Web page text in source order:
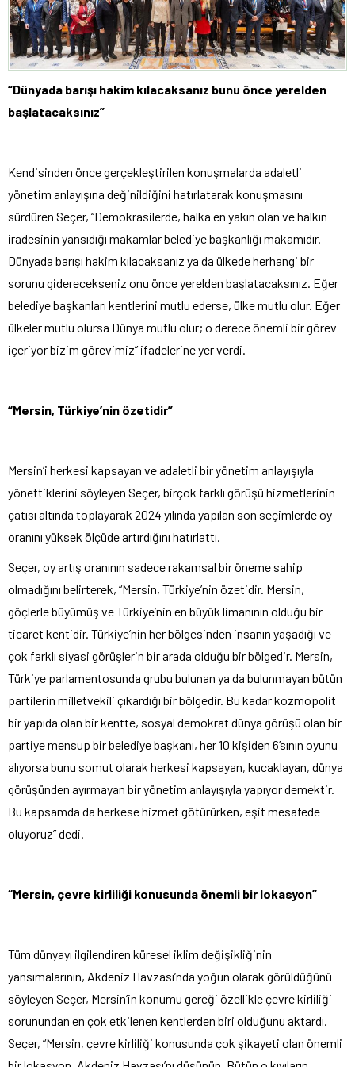
“Dünyada barışı hakim kılacaksanız bunu önce yerelden
başlatacaksınız”
Kendisinden önce gerçekleştirilen konuşmalarda adaletli
yönetim anlayışına değinildiğini hatırlatarak konuşmasını
sürdüren Seçer, “Demokrasilerde, halka en yakın olan ve halkın
iradesinin yansıdığı makamlar belediye başkanlığı makamıdır.
Dünyada barışı hakim kılacaksanız ya da ülkede herhangi bir
sorunu giderecekseniz onu önce yerelden başlatacaksınız. Eğer
belediye başkanları kentlerini mutlu ederse, ülke mutlu olur. Eğer
ülkeler mutlu olursa Dünya mutlu olur; o derece önemli bir görev
içeriyor bizim görevimiz” ifadelerine yer verdi.
“Mersin, Türkiye’nin özetidir”
Mersin’i herkesi kapsayan ve adaletli bir yönetim anlayışıyla
yönettiklerini söyleyen Seçer, birçok farklı görüşü hizmetlerinin
çatısı altında toplayarak 2024 yılında yapılan son seçimlerde oy
oranını yüksek ölçüde artırdığını hatırlattı.
Seçer, oy artış oranının sadece rakamsal bir öneme sahip
olmadığını belirterek, “Mersin, Türkiye’nin özetidir. Mersin,
göçlerle büyümüş ve Türkiye’nin en büyük limanının olduğu bir
ticaret kentidir. Türkiye’nin her bölgesinden insanın yaşadığı ve
çok farklı siyasi görüşlerin bir arada olduğu bir bölgedir. Mersin,
Türkiye parlamentosunda grubu bulunan ya da bulunmayan bütün
partilerin milletvekili çıkardığı bir bölgedir. Bu kadar kozmopolit
bir yapıda olan bir kentte, sosyal demokrat dünya görüşü olan bir
partiye mensup bir belediye başkanı, her 10 kişiden 6’sının oyunu
alıyorsa bunu somut olarak herkesi kapsayan, kucaklayan, dünya
görüşünden ayırmayan bir yönetim anlayışıyla yapıyor demektir.
Bu kapsamda da herkese hizmet götürürken, eşit mesafede
oluyoruz” dedi.
“Mersin, çevre kirliliği konusunda önemli bir lokasyon”
Tüm dünyayı ilgilendiren küresel iklim değişikliğinin
yansımalarının, Akdeniz Havzası’nda yoğun olarak görüldüğünü
söyleyen Seçer, Mersin’in konumu gereği özellikle çevre kirliliği
sorunundan en çok etkilenen kentlerden biri olduğunu aktardı.
Seçer, “Mersin, çevre kirliliği konusunda çok şikayeti olan önemli